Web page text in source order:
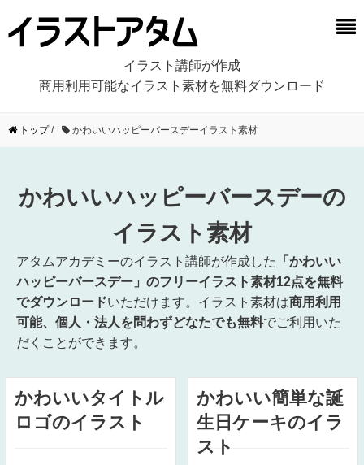
イラスト講師が作成
商用利用可能なイラスト素材を無料ダウンロード
トップ/ かわいいハッピーバースデーイラスト素材
かわいいハッピーバースデーの
イラスト素材
アタムアカデミーのイラスト講師が作成した
「かわいい
ハッピーバースデー」のフリーイラスト素材12点を無料
でダウンロードいただけます。イラスト素材は商用利用
可能、個人・法人を問わずどなたでも無料でご利用いた
だくことができます。
かわいいタイトル
ロゴのイラスト
かわいい簡単な誕
生日ケーキのイラ
スト